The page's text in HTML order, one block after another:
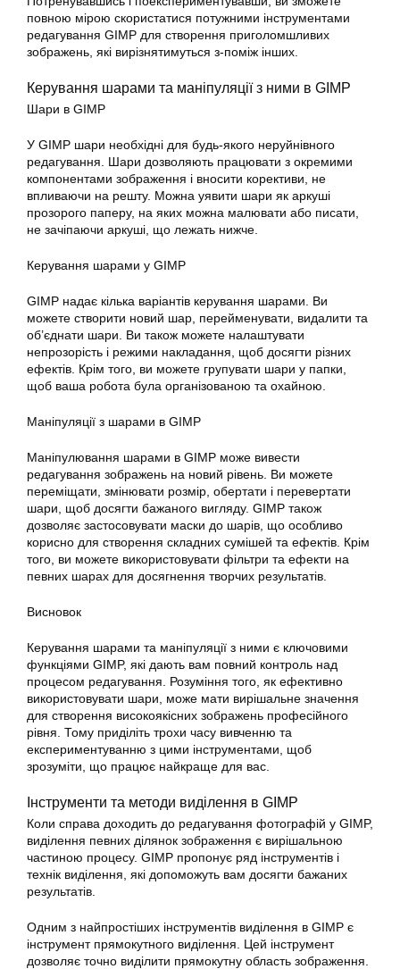
повною мірою скористатися потужними інструментами
редагування GIMP для створення приголомшливих
зображень, які вирізнятимуться з-поміж інших.
Керування шарами та маніпуляції з ними в GIMP
Шари в GIMP
У GIMP шари необхідні для будь-якого неруйнівного
редагування . Шари дозволяють працювати з окремими
компонентами зображення і вносити корективи, не
впливаючи на решту. Можна уявити шари як аркуші
прозорого паперу, на яких можна малювати або писати,
не зачіпаючи аркуші, що лежать нижче.
Керування шарами у GIMP
GIMP надає кілька варіантів керування шарами. Ви
можете створити новий шар, перейменувати, видалити та
об’єднати шари. Ви також можете налаштувати
непрозорість і режими накладання, щоб досягти різних
ефектів. Крім того, ви можете групувати шари у папки,
щоб ваша робота була організованою та охайною.
Маніпуляції з шарами в GIMP
Маніпулювання шарами в GIMP може вивести
редагування зображень на новий рівень. Ви можете
переміщати, змінювати розмір, обертати і перевертати
шари, щоб досягти бажаного вигляду. GIMP також
дозволяє застосовувати маски до шарів, що особливо
корисно для створення складних сумішей та ефектів. Крім
того, ви можете використовувати фільтри та ефекти на
певних шарах для досягнення творчих результатів.
Висновок
Керування шарами та маніпуляції з ними є ключовими
функціями GIMP, які дають вам повний контроль над
процесом редагування . Розуміння того, як ефективно
використовувати шари, може мати вирішальне значення
для створення високоякісних зображень професійного
рівня. Тому приділіть трохи часу вивченню та
експериментуванню з цими інструментами, щоб
зрозуміти, що працює найкраще для вас.
Інструменти та методи виділення в GIMP
Коли справа доходить до редагування фотографій у GIMP,
виділення певних ділянок зображення є вирішальною
частиною процесу. GIMP пропонує ряд інструментів і
технік виділення, які допоможуть вам досягти бажаних
результатів.
Одним з найпростіших інструментів виділення в GIMP є
інструмент прямокутного виділення. Цей інструмент
дозволяє точно виділити прямокутну область зображення.